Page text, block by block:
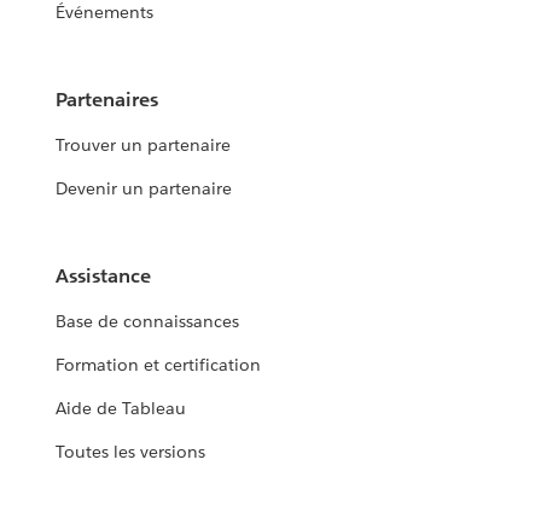
Événements
Partenaires
Trouver un partenaire
Devenir un partenaire
Assistance
Base de connaissances
Formation et certification
Aide de Tableau
Toutes les versions